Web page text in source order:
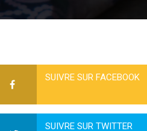
SUIVRE SUR FACEBOOK
SUIVRE SUR TWITTER